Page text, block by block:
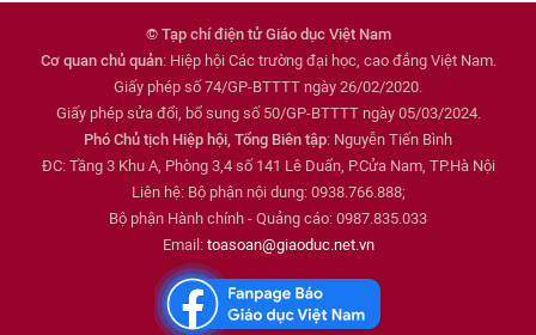
© Tạp chí điện tử Giáo dục Việt Nam
Cơ quan chủ quản: Hiệp hội Các trường đại học, cao đẳng Việt Nam.
Giấy phép số 74/GP-BTTTT ngày 26/02/2020.
Giấy phép sửa đổi, bổ sung số 50/GP-BTTTT ngày 05/03/2024.
Phó Chủ tịch Hiệp hội, Tổng Biên tập: Nguyễn Tiến Bình
ĐC: Tầng 3 Khu A, Phòng 3,4 số 141 Lê Duẩn, P.Cửa Nam, TP.Hà Nội
Liên hệ: Bộ phận nội dung: 0938.766.888;
Bộ phận Hành chính - Quảng cáo: 0987.835.033
Email: toasoan@giaoduc.net.vn